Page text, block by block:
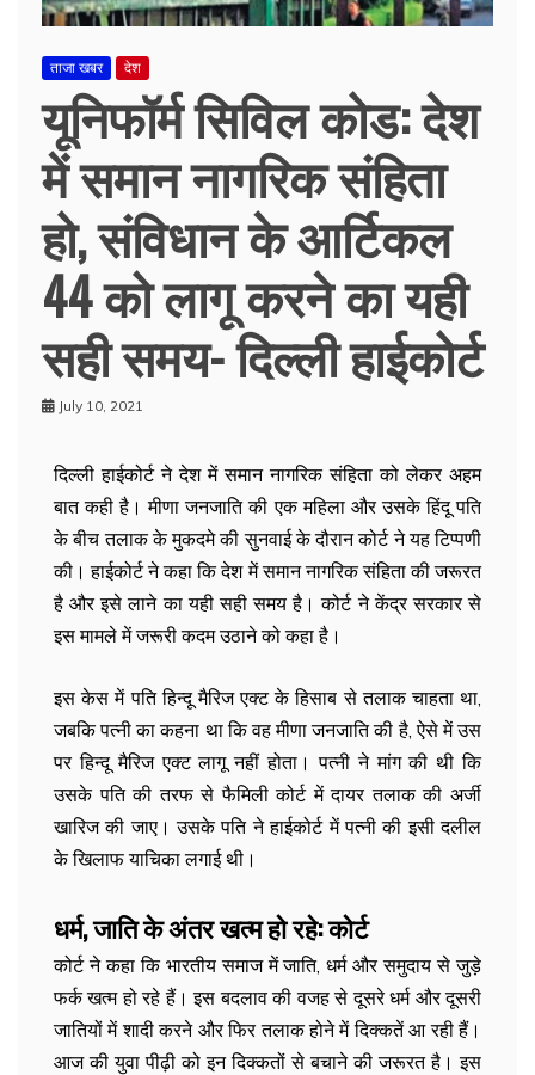
ताजा खबर देश
यूनिफॉर्म सिविल कोड: देश
में समान नागरिक संहिता
हो, संविधान के आर्टिकल
44 को लागू करने का यही
सही समय- दिल्ली हाईकोर्ट
July 10, 2021
दिल्ली हाईकोर्ट ने देश में समान नागरिक संहिता को लेकर अहम
बात कही है। मीणा जनजाति की एक महिला और उसके हिंदू पति
के बीच तलाक के मुकदमे की सुनवाई के दौरान कोर्ट ने यह टिप्पणी
की। हाईकोर्ट ने कहा कि देश में समान नागरिक संहिता की जरूरत
है और इसे लाने का यही सही समय है। कोर्ट ने केंद्र सरकार से
इस मामले में जरूरी कदम उठाने को कहा है।
इस केस में पति हिन्दू मैरिज एक्ट के हिसाब से तलाक चाहता था,
जबकि पत्नी का कहना था कि वह मीणा जनजाति की है, ऐसे में उस
पर हिन्दू मैरिज एक्ट लागू नहीं होता। पत्नी ने मांग की थी कि
उसके पति की तरफ से फैमिली कोर्ट में दायर तलाक की अर्जी
खारिज की जाए। उसके पति ने हाईकोर्ट में पत्नी की इसी दलील
के खिलाफ याचिका लगाई थी।
धर्म, जाति के अंतर खत्म हो रहे: कोर्ट
कोर्ट ने कहा कि भारतीय समाज में जाति, धर्म और समुदाय से जुड़े
फर्क खत्म हो रहे हैं। इस बदलाव की वजह से दूसरे धर्म और दूसरी
जातियों में शादी करने और फिर तलाक होने में दिक्कतें आ रही हैं।
आज की युवा पीढ़ी को इन दिक्कतों से बचाने की जरूरत है। इस